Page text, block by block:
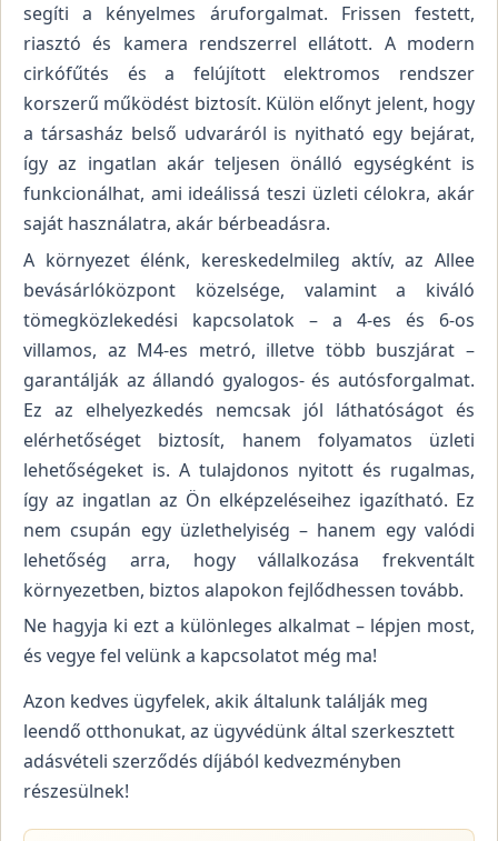
segíti a kényelmes áruforgalmat. Frissen festett,
riasztó és kamera rendszerrel ellátott. A modern
cirkófűtés és a felújított elektromos rendszer
korszerű működést biztosít. Külön előnyt jelent, hogy
a társasház belső udvaráról is nyitható egy bejárat,
így az ingatlan akár teljesen önálló egységként is
funkcionálhat, ami ideálissá teszi üzleti célokra, akár
saját használatra, akár bérbeadásra.
A környezet élénk, kereskedelmileg aktív, az Allee
bevásárlóközpont közelsége, valamint a kiváló
tömegközlekedési kapcsolatok – a 4-es és 6-os
villamos, az M4-es metró, illetve több buszjárat –
garantálják az állandó gyalogos- és autósforgalmat.
Ez az elhelyezkedés nemcsak jól láthatóságot és
elérhetőséget biztosít, hanem folyamatos üzleti
lehetőségeket is. A tulajdonos nyitott és rugalmas,
így az ingatlan az Ön elképzeléseihez igazítható. Ez
nem csupán egy üzlethelyiség – hanem egy valódi
lehetőség arra, hogy vállalkozása frekventált
környezetben, biztos alapokon fejlődhessen tovább.
Ne hagyja ki ezt a különleges alkalmat – lépjen most,
és vegye fel velünk a kapcsolatot még ma!
Azon kedves ügyfelek, akik általunk találják meg
leendő otthonukat, az ügyvédünk által szerkesztett
adásvételi szerződés díjából kedvezményben
részesülnek!